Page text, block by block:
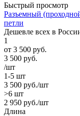
Быстрый просмотр
Разъемный
петли
Дешевле всех в
1
от 3 500 руб.
3 500 руб.
/шт
1-5 шт
3 500 руб./шт
>6 шт
2 950 руб./шт
Длина